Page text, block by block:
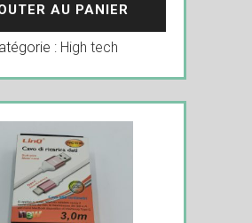
AU PANIER
: High tech